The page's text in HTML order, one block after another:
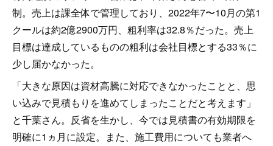
制。売上は課全体で管理しており、2022年7〜10月の第1
クールは約2億2900万円、粗利率は32.8％だった。売上
目標は達成しているものの粗利は会社目標とする33％に
少し届かなかった。
「大きな原因は資材高騰に対応できなかったことと、思
い込みで見積もりを進めてしまったことだと考えます」
と千葉さん。反省を生かし、今では見積書の有効期限を
明確に1ヵ月に設定。また、施工費用についても業者へ